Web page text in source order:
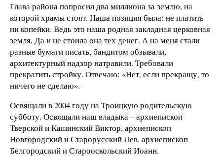
Глава района попросил два миллиона за землю, на
которой храмы стоят. Наша позиция была: не платить
ни копейки. Ведь это наша родная закладная церковная
земля. Да и не стоила она тех денег. А на меня стали
разные бумаги писать, бандитом обзывали,
архитектурный надзор натравили. Требовали
прекратить стройку. Отвечаю: «Нет, если прекращу, то
ничего не сделаю».
Освящали в 2004 году на Троицкую родительскую
субботу. Освящали наш владыка – архиепископ
Тверской и Кашинский Виктор, архиепископ
Новгородский и Старорусский Лев, архиепископ
Белгородский и Старооскольский Иоанн.